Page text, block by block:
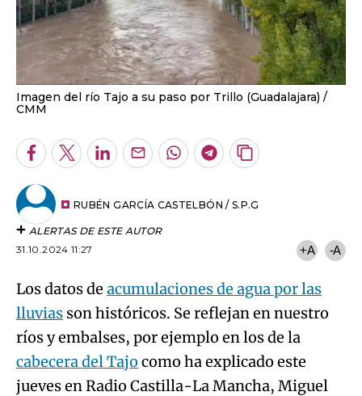
Imagen del río Tajo a su paso por Trillo (Guadalajara)
CMM
Facebook
TwitterLinkedInEnviarWhatsapp
Telegram
Copiar
artículo
RUBÉN GARCÍA CASTELBÓN / S.P.G
ALERTAS DE ESTE AUTOR
31.10.2024 11:27
+A -A
Los datos de acumulaciones de agua por las
lluvias son históricos. Se reflejan en nuestro
ríos y embalses, por ejemplo en los de la
cabecera del Tajo como ha explicado este
jueves en Radio Castilla-La Mancha, Miguel